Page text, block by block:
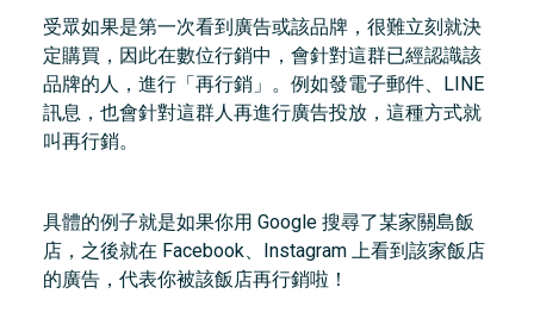
受眾如果是第一次看到廣告或該品牌，很難立刻就決
定購買，因此在數位行銷中，會針對這群已經認識該
品牌的人，進行「再行銷」。例如發電子郵件、LINE
訊息，也會針對這群人再進行廣告投放，這種方式就
叫再行銷。
具體的例子就是如果你用 Google 搜尋了某家關島飯
店，之後就在 Facebook、Instagram 上看到該家飯店
的廣告，代表你被該飯店再行銷啦！